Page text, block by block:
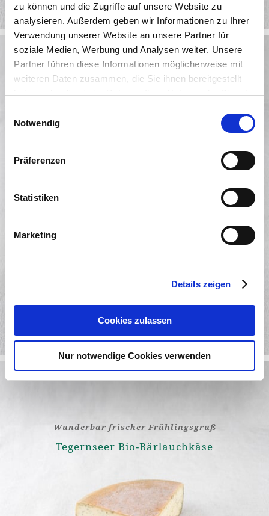
zu können und die Zugriffe auf unsere Website zu
analysieren. Außerdem geben wir Informationen zu Ihrer
Verwendung unserer Website an unsere Partner für
soziale Medien, Werbung und Analysen weiter. Unsere
Partner führen diese Informationen möglicherweise mit
weiteren Daten zusammen, die Sie ihnen bereitgestellt
haben oder die sie im Rahmen Ihrer Nutzung der Dienste
Cookies, wenn Sie unsere Webseite weiterhin nutzen.
Notwendig
Präferenzen
Statistiken
Marketing
Details zeigen
Cookies zulassen
Nur notwendige Cookies verwenden
Wunderbar frischer Frühlingsgruß
Tegernseer Bio-Bärlauchkäse